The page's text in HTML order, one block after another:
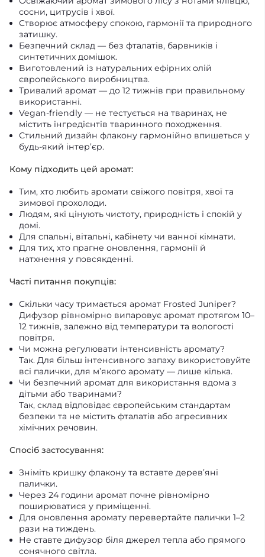
сосни, цитрусів і хвої.
Створює атмосферу спокою, гармонії та природного
затишку.
Безпечний склад — без фталатів, барвників і
синтетичних домішок.
Виготовлений із натуральних ефірних олій
європейського виробництва.
Тривалий аромат — до 12 тижнів при правильному
використанні.
Vegan-friendly — не тестується на тваринах, не
містить інгредієнтів тваринного походження.
Стильний дизайн флакону гармонійно впишеться у
будь-який інтер’єр.
Кому підходить цей аромат:
Тим, хто любить аромати свіжого повітря, хвої та
зимової прохолоди.
Людям, які цінують чистоту, природність і спокій у
домі.
Для спальні, вітальні, кабінету чи ванної кімнати.
Для тих, хто прагне оновлення, гармонії й
натхнення у повсякденні.
Часті питання покупців:
Скільки часу тримається аромат Frosted Juniper?
Дифузор рівномірно випаровує аромат протягом 10–
12 тижнів, залежно від температури та вологості
повітря.
Чи можна регулювати інтенсивність аромату?
Так. Для більш інтенсивного запаху використовуйте
всі палички, для м’якого аромату — лише кілька.
Чи безпечний аромат для використання вдома з
дітьми або тваринами?
Так, склад відповідає європейським стандартам
безпеки та не містить фталатів або агресивних
хімічних речовин.
Спосіб застосування:
Зніміть кришку флакону та вставте дерев’яні
палички.
Через 24 години аромат почне рівномірно
поширюватися у приміщенні.
Для оновлення аромату перевертайте палички 1–2
рази на тиждень.
Не ставте дифузор біля джерел тепла або прямого
сонячного світла.